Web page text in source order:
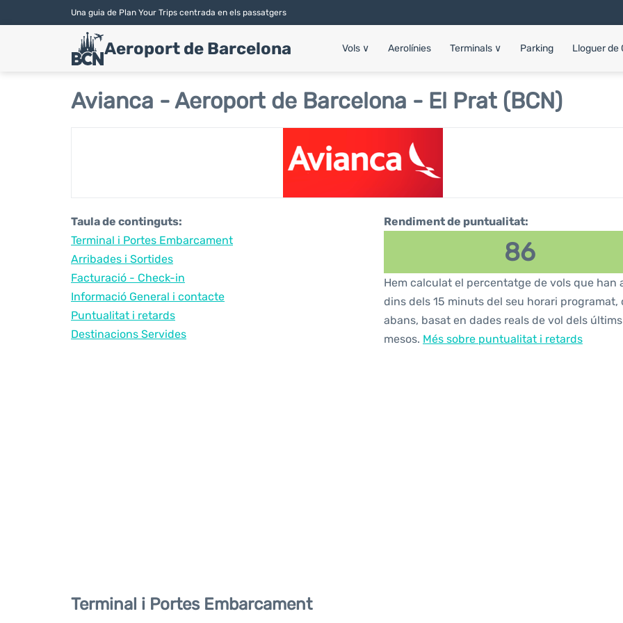
Una guia de Plan Your Trips centrada en els passatgers
Aeroport de Barcelona Vols ∨ Aerolínies Terminals ∨ Parking Lloguer de
Avianca - Aeroport de Barcelona - El Prat (BCN)
Taula de continguts:
Terminal i Portes Embarcament
Arribades i Sortides
Facturació - Check-in
Informació General i contacte
Puntualitat i retards
Destinacions Servides
Rendiment de puntualitat:
86
Hem calculat el percentatge de vols que han
dins dels 15 minuts del seu horari programat,
abans, basat en dades reals de vol dels
mesos. Més sobre puntualitat i retards
Terminal i Portes Embarcament